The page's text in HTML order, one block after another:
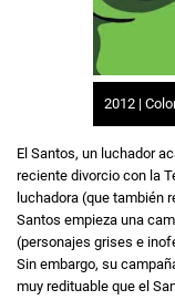
2012 |
El Santos, un luchador
reciente divorcio con la
luchadora (que también
Santos empieza una
(personajes grises e
Sin embargo, su
muy redituable que el